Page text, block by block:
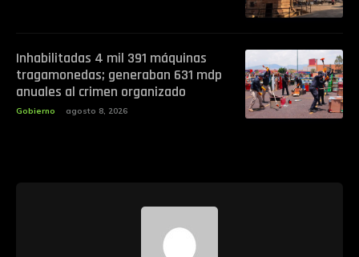
Inhabilitadas 4 mil 391 máquinas
tragamonedas; generaban 631 mdp
anuales al crimen organizado
Gobierno agosto 8, 2026